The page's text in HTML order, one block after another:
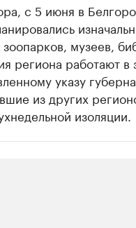
с 5 июня в
музеев,
региона работают в
указу
из других
изоляции.